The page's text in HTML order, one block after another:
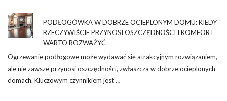
PODŁOGÓWKA W DOBRZE OCIEPLONYM DOMU: KIEDY
RZECZYWIŚCIE PRZYNOSI OSZCZĘDNOŚCI I KOMFORT
WARTO ROZWAŻYĆ
Ogrzewanie podłogowe może wydawać się atrakcyjnym rozwiązaniem,
ale nie zawsze przynosi oszczędności, zwłaszcza w dobrze ocieplonych
domach. Kluczowym czynnikiem jest …